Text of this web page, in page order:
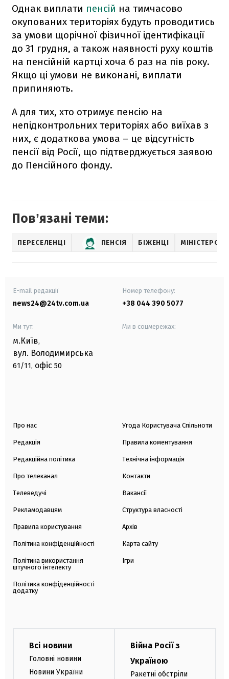
Однак виплати пенсій на тимчасово
окупованих територіях будуть проводитись
за умови щорічної фізичної ідентифікації
до 31 грудня, а також наявності руху коштів
на пенсійній картці хоча б раз на пів року.
Якщо ці умови не виконані, виплати
припиняють.
А для тих, хто отримує пенсію на
непідконтрольних територіях або виїхав з
них, є додаткова умова – це відсутність
пенсії від Росії, що підтверджується заявою
до Пенсійного фонду.
Повʼязані теми:
ПЕРЕСЕЛЕНЦІ ПЕНСІЯ БІЖЕНЦІ
E-mail редакції
news24@24tv.com.ua
Номер телефону:
+38 044 390 5077
Ми тут:
м.Київ,
вул. Володимирська
61/11, офіс 50
Ми в соцмережах:
Про нас
Редакція
Редакційна політика
Про телеканал
Телеведучі
Рекламодавцям
Правила користування
Політика конфіденційності
Політика використання
штучного інтелекту
Політика конфіденційності
додатку
Угода Користувача Спільноти
Правила коментування
Технічна інформація
Контакти
Вакансії
Структура власності
Архів
Карта сайту
Ігри
Всі новини
Головні новини
Новини України
Війна Росії з
Україною
Ракетні обстріли